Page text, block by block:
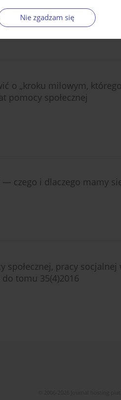
Nie zgadzam się
o „kroku milowym,
pomocy społecznej
czego i dlaczego mamy
pracy socjalnej
tomu 35(4)2016